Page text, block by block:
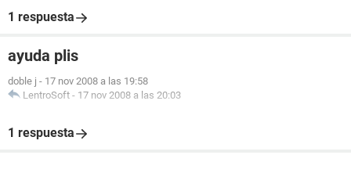
1 respuesta
ayuda plis
doble j - 17 nov 2008 a las 19:58
LentroSoft - 17 nov 2008 a las 20:03
1 respuesta